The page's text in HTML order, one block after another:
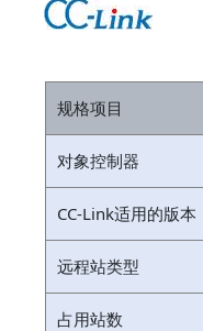
规格项目
对象控制器
CC-Link适用的版本
远程站类型
占用站数